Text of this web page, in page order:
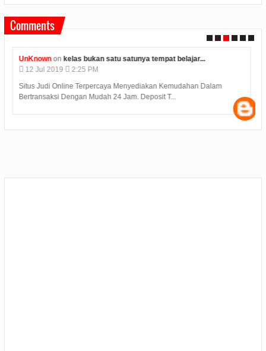
Comments
UnKnownon kelas bukan satu satunya tempat belajar...
12 Jul 2019
2:25 PM
Situs Judi Online Terpercaya Menyediakan Kemudahan Dalam
Bertransaksi Dengan Mudah 24 Jam. Deposit T...